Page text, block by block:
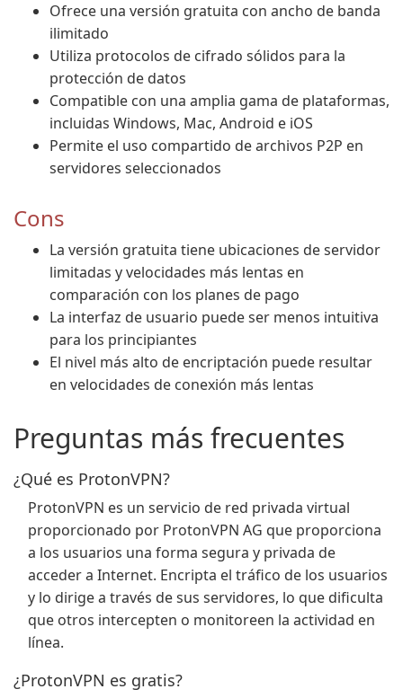
Ofrece una versión gratuita con ancho de banda
ilimitado
Utiliza protocolos de cifrado sólidos para la
protección de datos
Compatible con una amplia gama de plataformas,
incluidas Windows, Mac, Android e iOS
Permite el uso compartido de archivos P2P en
servidores seleccionados
Cons
La versión gratuita tiene ubicaciones de servidor
limitadas y velocidades más lentas en
comparación con los planes de pago
La interfaz de usuario puede ser menos intuitiva
para los principiantes
El nivel más alto de encriptación puede resultar
en velocidades de conexión más lentas
Preguntas más frecuentes
¿Qué es ProtonVPN?
ProtonVPN es un servicio de red privada virtual
proporcionado por ProtonVPN AG que proporciona
a los usuarios una forma segura y privada de
acceder a Internet. Encripta el tráfico de los usuarios
y lo dirige a través de sus servidores, lo que dificulta
que otros intercepten o monitoreen la actividad en
línea.
¿ProtonVPN es gratis?